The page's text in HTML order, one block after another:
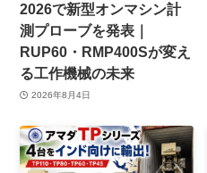
2026で新型オンマシン計
測プローブを発表｜
RUP60・RMP400Sが変え
る工作機械の未来
2026年8月4日